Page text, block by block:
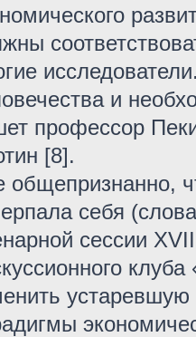
и
профессор
[8].
общепризнанно,
себя
сессии